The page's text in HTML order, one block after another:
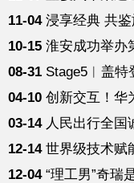
11-04 浸享经典 共鉴旗
10-15 淮安成功举办第四
08-31 Stage5︱盖特
04-10 创新交互！华为智
03-14 人民出行全国
12-14 世界级技术赋
12-04 “理工男”奇瑞